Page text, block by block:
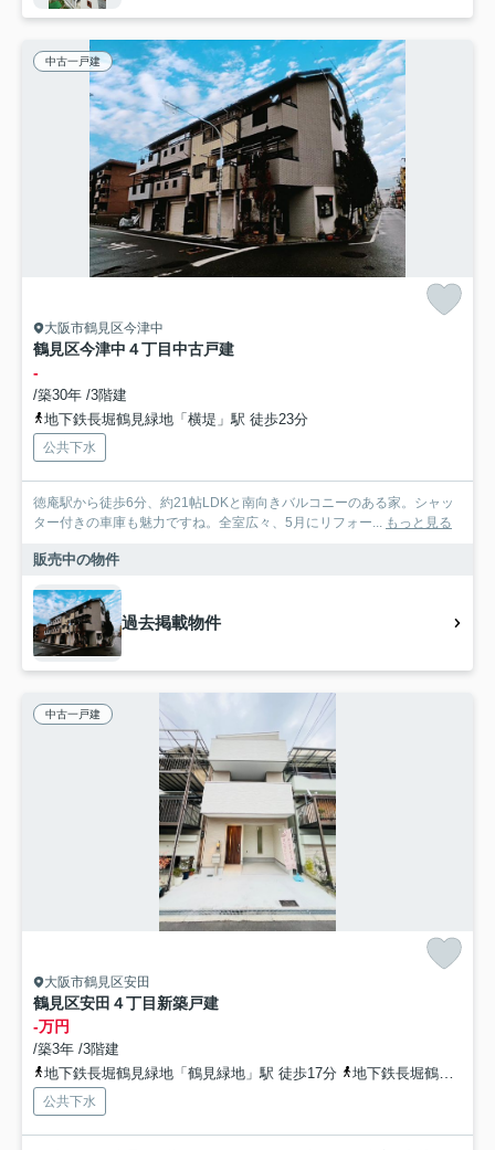
中古一戸建
大阪市鶴見区今津中
鶴見区今津中４丁目中古戸建
-
/築30年 /3階建
地下鉄長堀鶴見緑地「横堤」駅 徒歩23分
公共下水
徳庵駅から徒歩6分、約21帖LDKと南向きバルコニーのある家。シャッ
ター付きの車庫も魅力ですね。全室広々、5月にリフォー... もっと見る
販売中の物件
過去掲載物件
中古一戸建
大阪市鶴見区安田
鶴見区安田４丁目新築戸建
-万円
/築3年 /3階建
地下鉄長堀鶴見緑地「鶴見緑地」駅 徒歩17分
地下鉄長堀鶴見緑地「門真南」駅 徒歩16分
公共下水